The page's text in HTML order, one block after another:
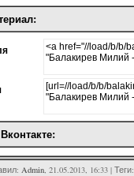
: Admin, 21.05.2013, 16:33 | Теги